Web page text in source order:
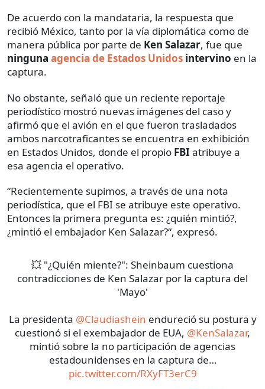
De acuerdo con la mandataria, la respuesta que
recibió México, tanto por la vía diplomática como de
manera pública por parte de Ken Salazar, fue que
ninguna agencia de Estados Unidos intervino en la
captura.
No obstante, señaló que un reciente reportaje
periodístico mostró nuevas imágenes del caso y
afirmó que el avión en el que fueron trasladados
ambos narcotraficantes se encuentra en exhibición
en Estados Unidos, donde el propio FBI atribuye a
esa agencia el operativo.
“Recientemente supimos, a través de una nota
periodística, que el FBI se atribuye este operativo.
Entonces la primera pregunta es: ¿quién mintió?,
¿mintió el embajador Ken Salazar?“, expresó.
💥 "¿Quién miente?": Sheinbaum cuestiona
contradicciones de Ken Salazar por la captura del
'Mayo'
La presidenta @Claudiashein endureció su postura y
cuestionó si el exembajador de EUA, @KenSalazar,
mintió sobre la no participación de agencias
estadounidenses en la captura de…
pic.twitter.com/RXyFT3erC9